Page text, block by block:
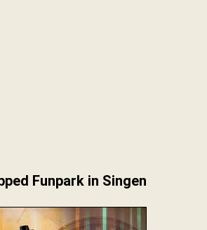
Funpark in Singen